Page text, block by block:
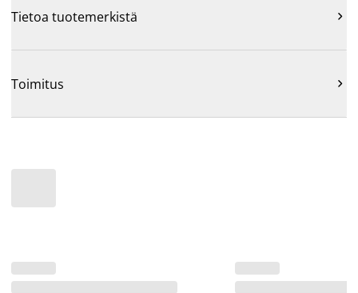
Tietoa tuotemerkistä 
Toimitus 